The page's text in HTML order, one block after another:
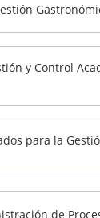
y Control
para la
de